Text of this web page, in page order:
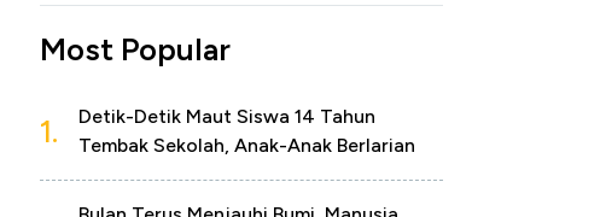
Most Popular
1.
Detik-Detik Maut Siswa 14 Tahun
Tembak Sekolah, Anak-Anak Berlarian